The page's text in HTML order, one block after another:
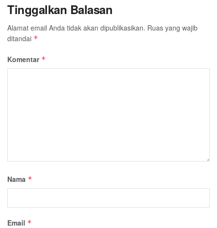
Tinggalkan Balasan
Alamat email Anda tidak akan dipublikasikan. Ruas yang wajib
ditandai *
Komentar *
Nama *
Email *